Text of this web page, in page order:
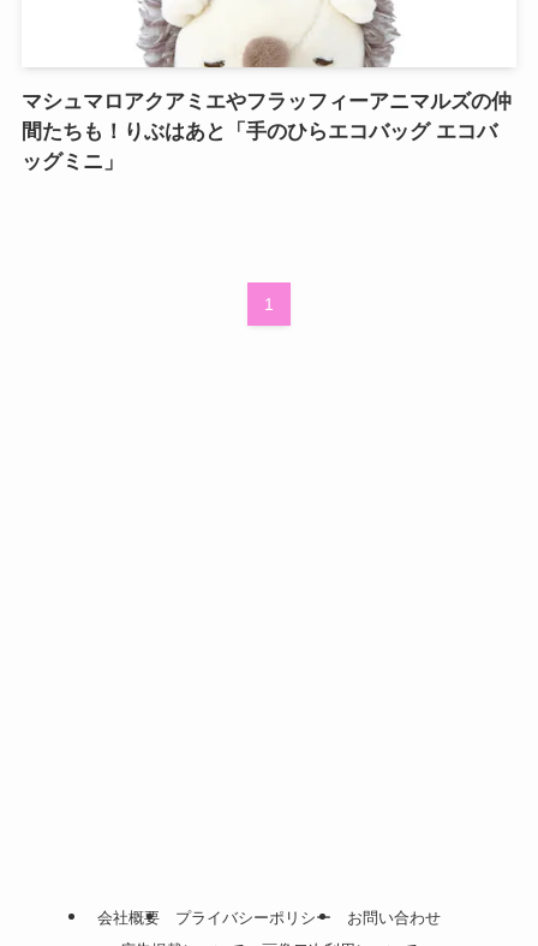
マシュマロアクアミエやフラッフィーアニマルズの仲
間たちも！りぶはあと「手のひらエコバッグ エコバ
ッグミニ」
1
会社概要 プライバシーポリシー
お問い合わせ